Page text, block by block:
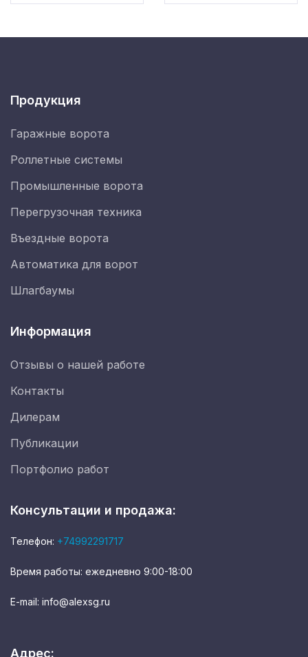
Продукция
Гаражные ворота
Роллетные системы
Промышленные ворота
Перегрузочная техника
Въездные ворота
Автоматика для ворот
Шлагбаумы
Информация
Отзывы о нашей работе
Контакты
Дилерам
Публикации
Портфолио работ
Консультации и продажа:
Телефон: +74992291717
Время работы: ежедневно 9:00-18:00
E-mail: info@alexsg.ru
Адрес: